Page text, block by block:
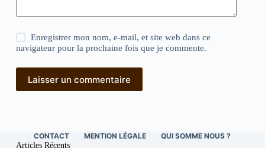
Enregistrer mon nom, e-mail, et site web dans ce
navigateur pour la prochaine fois que je commente.
Laisser un commentaire
CONTACT MENTION LÉGALE QUI SOMME NOUS ?
Articles Récents